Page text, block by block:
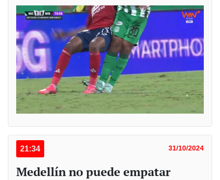
21:34 31/10/2024
Medellín no puede empatar